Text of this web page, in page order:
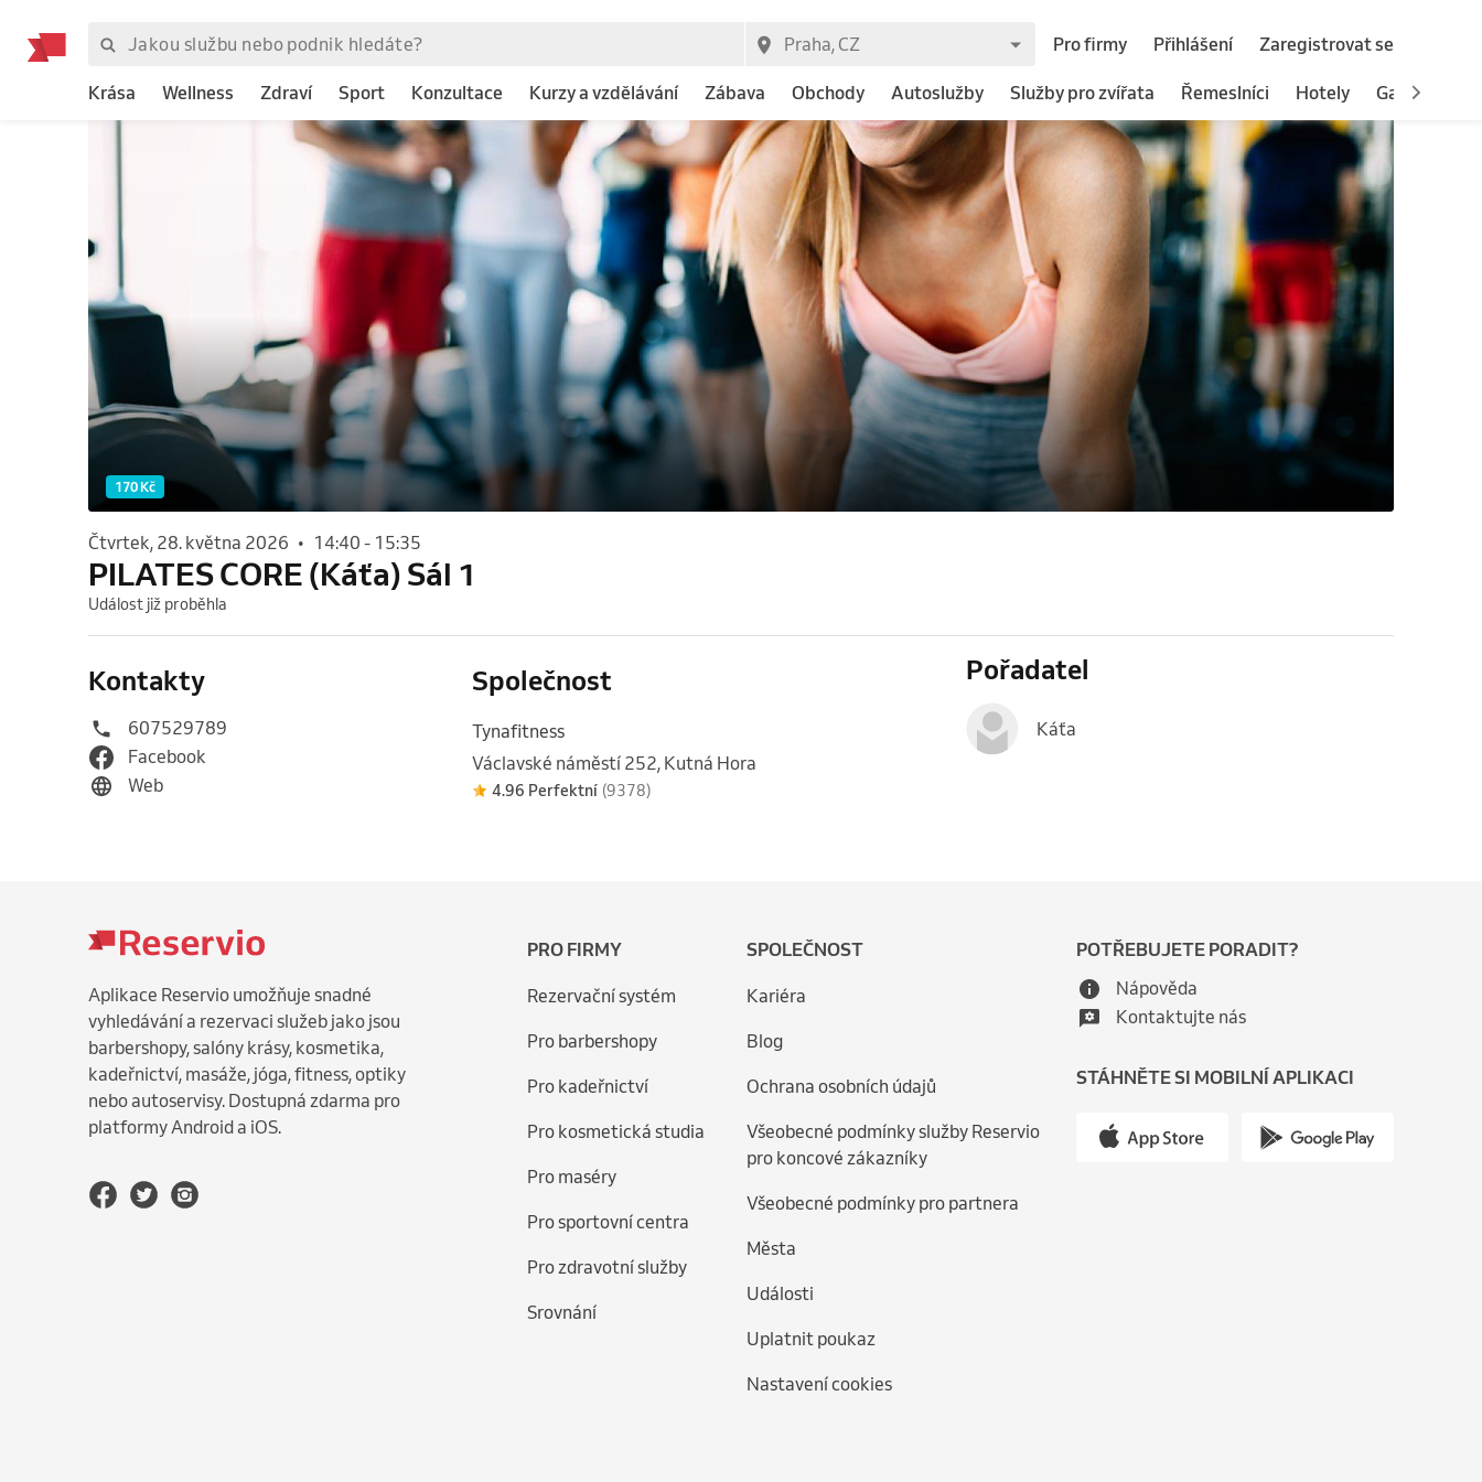
Pro firmy Přihlášení Zaregistrovat se
Krása Wellness Zdraví Sport Konzultace Kurzy a vzdělávání Zábava Obchody Autoslužby Služby pro zvířata Řemeslníci Hotely Gastronomie
170 Kč
čtvrtek, 28. května 2026 • 14:40 - 15:35
PILATES CORE (Káťa) Sál 1
Událost již proběhla
Kontakty
607529789
Facebook
Web
Společnost
Tynafitness
Václavské náměstí 252, Kutná Hora
4.96 Perfektní (9378)
Pořadatel
Káťa
Aplikace Reservio umožňuje snadné
vyhledávání a rezervaci služeb jako jsou
barbershopy, salóny krásy, kosmetika,
kadeřnictví, masáže, jóga, fitness, optiky
nebo autoservisy. Dostupná zdarma pro
platformy Android a iOS.
PRO FIRMY
Rezervační systém
Pro barbershopy
Pro kadeřnictví
Pro kosmetická studia
Pro maséry
Pro sportovní centra
Pro zdravotní služby
Srovnání
SPOLEČNOST
Kariéra
Blog
Ochrana osobních údajů
Všeobecné podmínky služby Reservio
pro koncové zákazníky
Všeobecné podmínky pro partnera
Města
Události
Uplatnit poukaz
Nastavení cookies
POTŘEBUJETE PORADIT?
Nápověda
Kontaktujte nás
STÁHNĚTE SI MOBILNÍ APLIKACI